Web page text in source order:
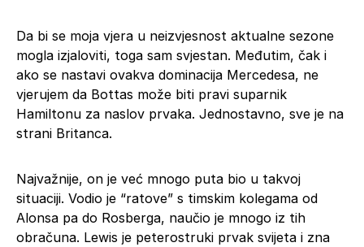
Da bi se moja vjera u neizvjesnost aktualne sezone
mogla izjaloviti, toga sam svjestan. Međutim, čak i
ako se nastavi ovakva dominacija Mercedesa, ne
vjerujem da Bottas može biti pravi suparnik
Hamiltonu za naslov prvaka. Jednostavno, sve je na
strani Britanca.
Najvažnije, on je već mnogo puta bio u takvoj
situaciji. Vodio je “ratove” s timskim kolegama od
Alonsa pa do Rosberga, naučio je mnogo iz tih
obračuna. Lewis je peterostruki prvak svijeta i zna